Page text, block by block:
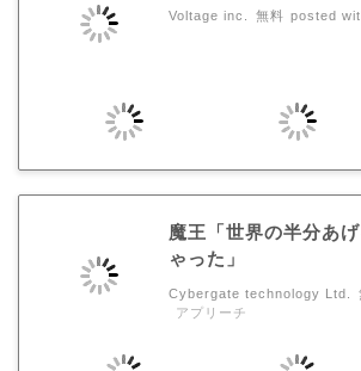
Voltage inc. 無料 posted
魔王「世界の半分あ
ゃった」
Cybergate technology Ltd.
アプリーチ